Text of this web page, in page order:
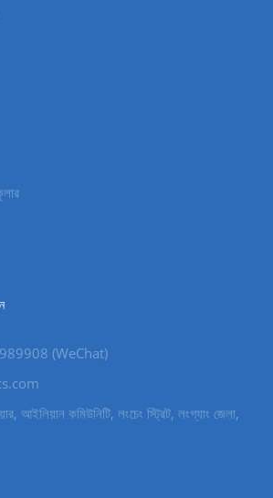
(WeChat)
আইলিয়ান কমিউনিটি, লংচেং স্ট্রিট, লংগ্যাং জেলা,